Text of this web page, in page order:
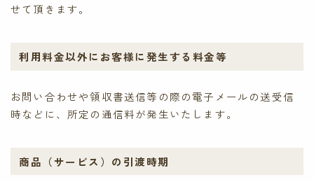
せて頂きます。
利用料金以外にお客様に発生する料金等
お問い合わせや領収書送信等の際の電子メールの送受信
時などに、所定の通信料が発生いたします。
商品（サービス）の引渡時期